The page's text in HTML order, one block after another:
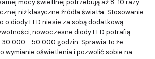
niż klasyczne źródła światła. Stosowanie
o diody LED niesie za sobą dodatkową
nowoczesne diody LED potrafią
000 - 50 000 godzin. Sprawia to że
wymianie oświetlenia i pozwolić sobie na